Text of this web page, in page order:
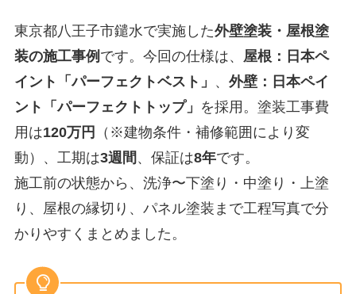
東京都八王子市鑓水で実施した外壁塗装・屋根塗
装の施工事例 です。今回の仕様は、
屋根：日本ペ
イント「パーフェクトベスト」 、 外壁：日本ペイ
ント「パーフェクトトップ」 を採用。塗装工事費
用は120万円
（※建物条件・補修範囲により変
動）、工期は3週間 、保証は8年です。
施工前の状態から、洗浄〜下塗り・中塗り・上塗
り、屋根の縁切り、パネル塗装まで工程写真で分
かりやすくまとめました。